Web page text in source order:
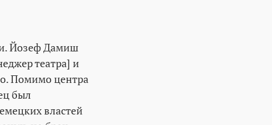
Йозеф Дамиш
театра] и
Помимо центра
был
властей